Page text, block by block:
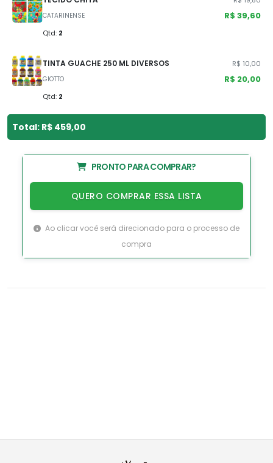
CATARINENSE
Qtd: 2
R$ 39,60
TINTA GUACHE 250 ML DIVERSOS
GIOTTO
Qtd: 2
R$ 10,00
R$ 20,00
Total: R$ 459,00
PRONTO PARA COMPRAR?
QUERO COMPRAR ESSA LISTA
Ao clicar você será direcionado para o processo de
compra